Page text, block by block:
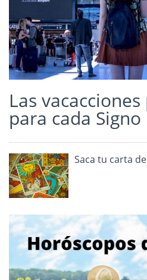
Las
para cada Signo
Saca tu carta